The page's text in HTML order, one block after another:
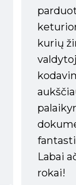
kurių
Labai
rokai!